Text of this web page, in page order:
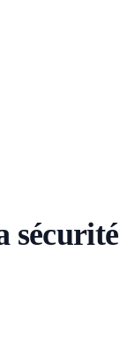
sécurité